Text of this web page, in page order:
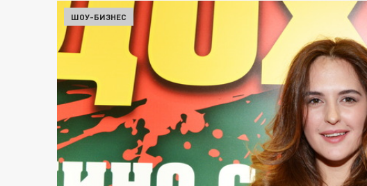
ШОУ-БИЗНЕС